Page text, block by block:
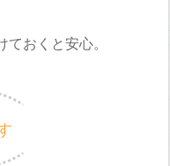
おくと安心。